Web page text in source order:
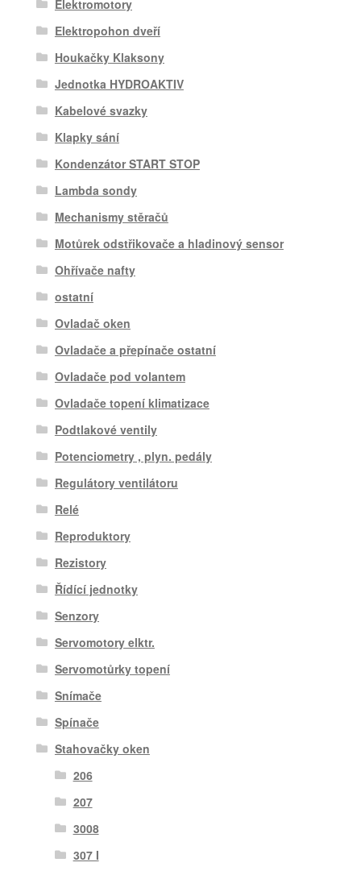
Elektromotory
Elektropohon dveří
Houkačky Klaksony
Jednotka HYDROAKTIV
Kabelové svazky
Klapky sání
Kondenzátor START STOP
Lambda sondy
Mechanismy stěračů
Motůrek odstřikovače a hladinový sensor
Ohřívače nafty
ostatní
Ovladač oken
Ovladače a přepínače ostatní
Ovladače pod volantem
Ovladače topení klimatizace
Podtlakové ventily
Potenciometry , plyn. pedály
Regulátory ventilátoru
Relé
Reproduktory
Rezistory
Řídící jednotky
Senzory
Servomotory elktr.
Servomotůrky topení
Snímače
Spínače
Stahovačky oken
206
207
3008
307 I